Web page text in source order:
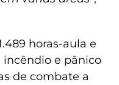
horas-aula e
incêndio e pânico
de combate a